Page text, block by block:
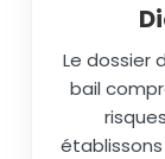
Le dossier
bail